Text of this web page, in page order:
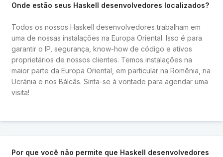
Onde estão seus Haskell desenvolvedores localizados?
Todos os nossos Haskell desenvolvedores trabalham em
uma de nossas instalações na Europa Oriental. Isso é para
garantir o IP, segurança, know-how de código e ativos
proprietários de nossos clientes. Temos instalações na
maior parte da Europa Oriental, em particular na Romênia, na
Ucrânia e nos Bálcãs. Sinta-se à vontade para agendar uma
visita!
Por que você não permite que Haskell desenvolvedores